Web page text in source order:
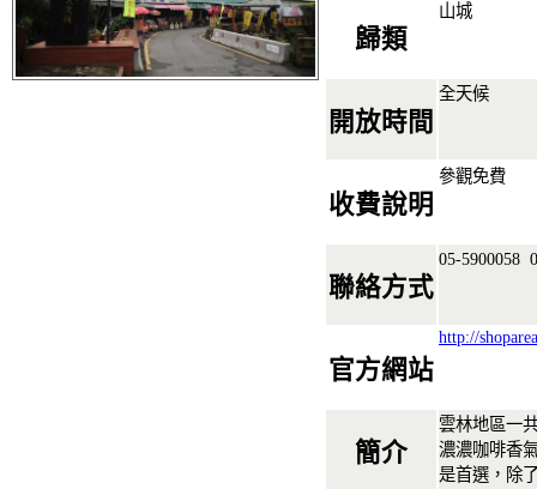
歸類
山城
開放時間
全天候
收費說明
參觀免費
聯絡方式
05-5900058
官方網站
http://
簡介
雲林地區一
濃濃咖啡香
是首選，除